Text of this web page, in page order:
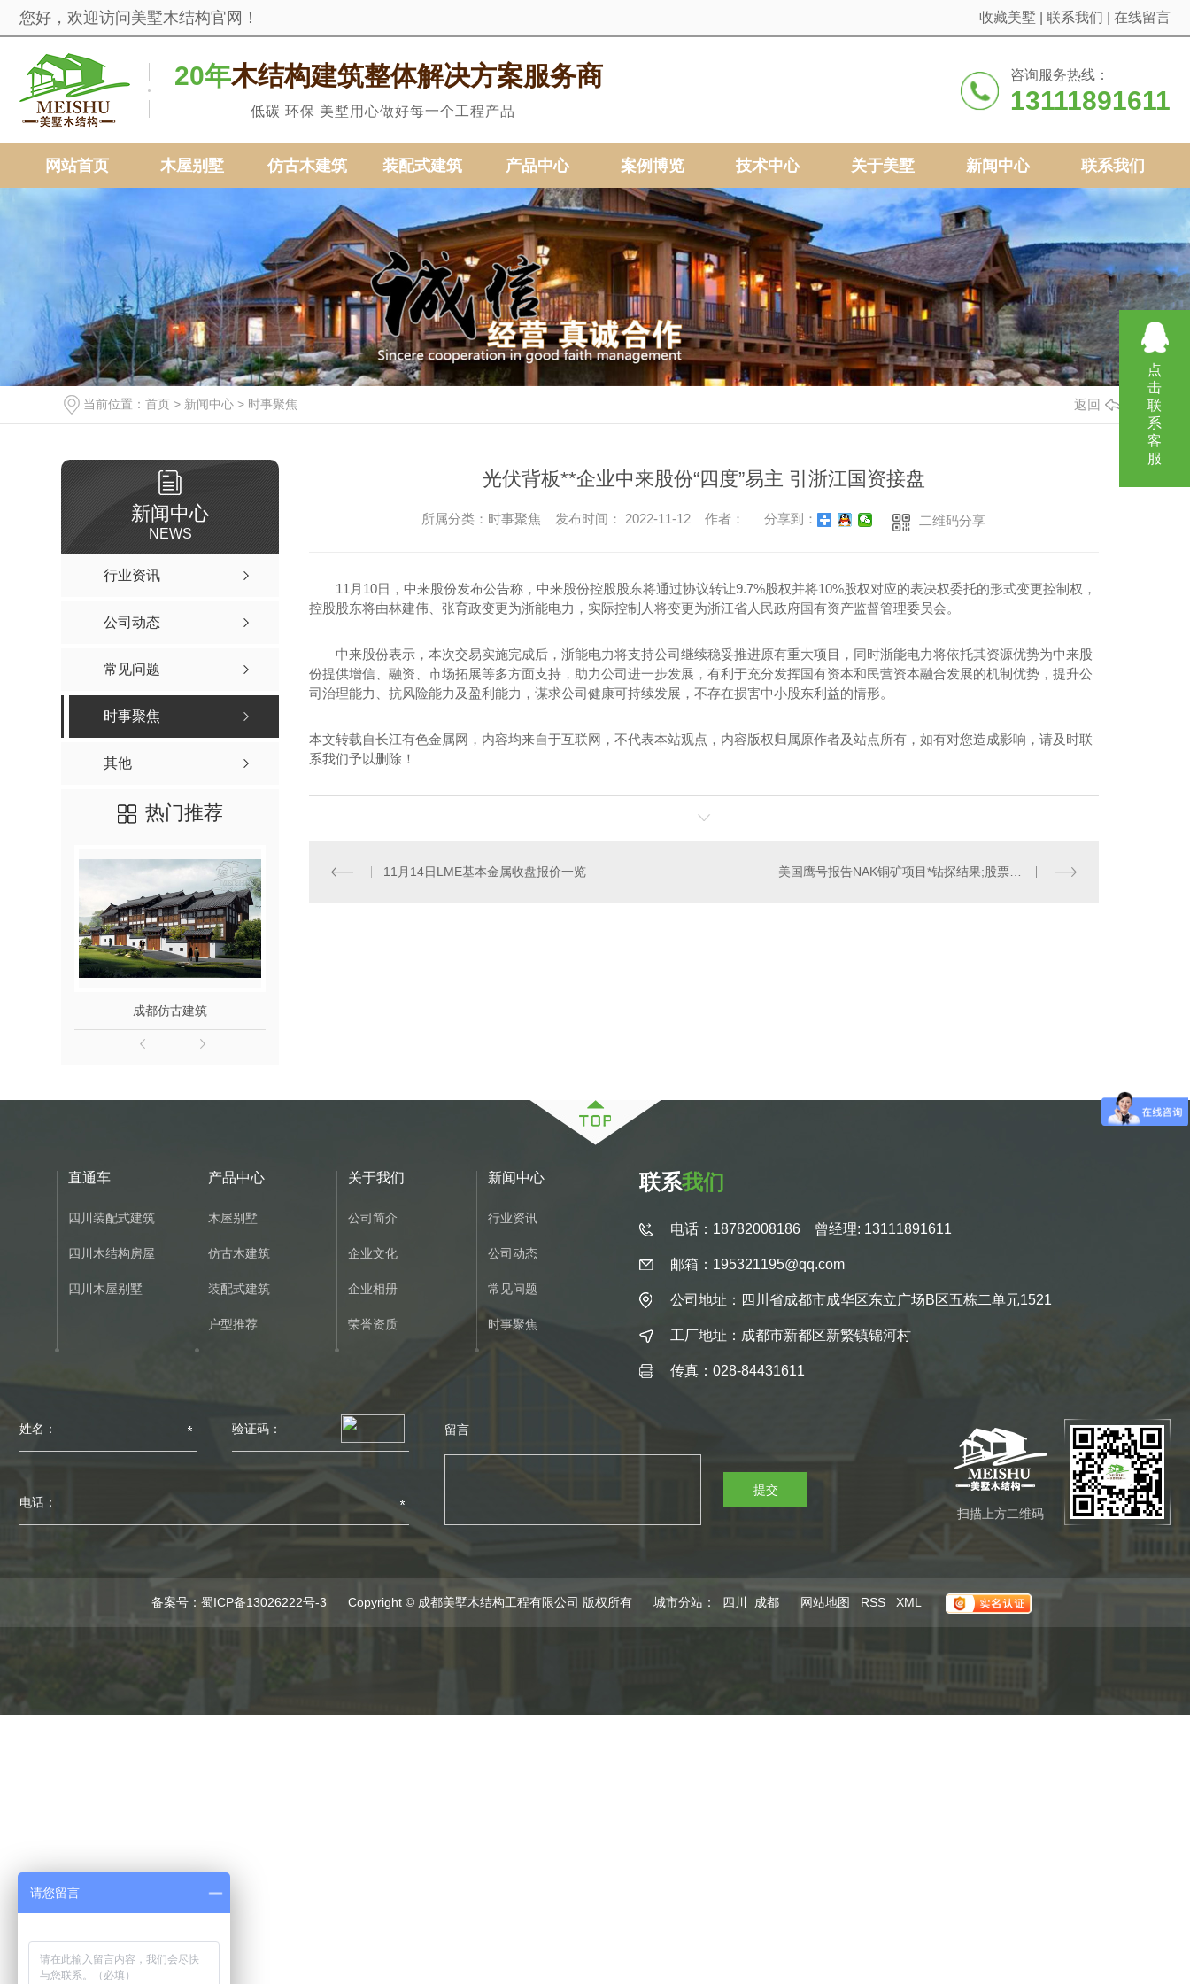
您好，欢迎访问美墅木结构官网！ 收藏美墅 联系我们 在线留言
20年木结构建筑整体解决方案服务商
低碳 环保 美墅用心做好每一个工程产品
咨询服务热线：
13111891611
网站首页 木屋别墅 仿古木建筑 装配式建筑 产品中心 案例博览 技术中心 关于美墅 新闻中心 联系我们
当前位置： 首页 > 新闻中心 > 时事聚焦 返回
新闻中心
NEWS
行业资讯
公司动态
常见问题
时事聚焦
其他
热门推荐
成都仿古建筑
光伏背板**企业中来股份“四度”易主 引浙江国资接盘
所属分类：时事聚焦 发布时间： 2022-11-12 作者： 分享到： 二维码分享
11月10日，中来股份发布公告称，中来股份控股股东将通过协议转让9.7%股权并将10%股权对应的表决权委托的形式变更控制权，
控股股东将由林建伟、张育政变更为浙能电力，实际控制人将变更为浙江省人民政府国有资产监督管理委员会。
中来股份表示，本次交易实施完成后，浙能电力将支持公司继续稳妥推进原有重大项目，同时浙能电力将依托其资源优势为中来股
份提供增信、融资、市场拓展等多方面支持，助力公司进一步发展，有利于充分发挥国有资本和民营资本融合发展的机制优势，提升公
司治理能力、抗风险能力及盈利能力，谋求公司健康可持续发展，不存在损害中小股东利益的情形。
本文转载自长江有色金属网，内容均来自于互联网，不代表本站观点，内容版权归属原作者及站点所有，如有对您造成影响，请及时联
系我们予以删除！
11月14日LME基本金属收盘报价一览 美国鹰号报告NAK铜矿项目*钻探结果;股票飙升
请您留言
直通车
四川装配式建筑
四川木结构房屋
四川木屋别墅
产品中心
木屋别墅
仿古木建筑
装配式建筑
户型推荐
关于我们
公司简介
企业文化
企业相册
荣誉资质
新闻中心
行业资讯
公司动态
常见问题
时事聚焦
联系我们
电话：18782008186 曾经理: 13111891611
邮箱：195321195@qq.com
公司地址：四川省成都市成华区东立广场B区五栋二单元1521
工厂地址：成都市新都区新繁镇锦河村
传真：028-84431611
留言
提交
扫描上方二维码
备案号： 蜀ICP备13026222号-3 Copyright © 成都美墅木结构工程有限公司 版权所有 城市分站 ： 四川 成都 网站地图 RSS XML
点
击
联
系
客
服